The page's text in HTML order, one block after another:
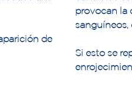
de
provocan la
sanguíneos,
Si esto se